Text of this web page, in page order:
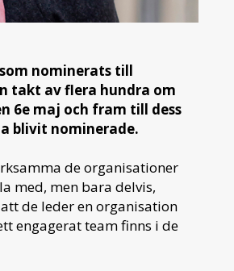
nominerats till
takt av flera hundra om
6e maj och fram till dess
blivit nominerade.
de organisationer
med, men bara delvis,
de leder en organisation
engagerat team finns i de